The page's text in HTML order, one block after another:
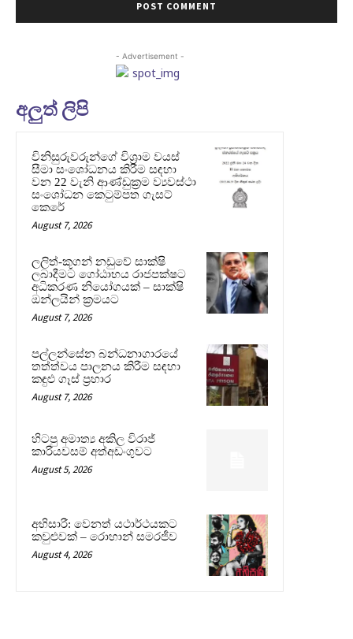
- Advertisement -
අලුත් ලිපි
විනිසුරුවරුන්ගේ විශ්‍රාම වයස්
සීමා සංශෝධනය කිරීම සඳහා
වන 22 වැනි ආණ්ඩුක්‍රම ව්‍යවස්ථා
සංශෝධන කෙටුම්පත ගැසට්
කෙරේ
August 7, 2026
ලලිත්-කූගන් නඩුවේ සාක්ෂි
ලබාදීමට ගෝඨාභය රාජපක්ෂට
අධිකරණ නියෝගයක් – සාක්ෂි
ඔන්ලයින් ක්‍රමයට
August 7, 2026
පල්ලන්සේන බන්ධනාගාරයේ
තත්ත්වය පාලනය කිරීම සඳහා
කඳුළු ගෑස් ප්‍රහාර
August 7, 2026
හිටපු අමාත්‍ය අකිල විරාජ්
කාරියවසම් අත්අඩංගුවට
August 5, 2026
අභිසාරී: වෙනත් යථාර්ථයකට
කවුළුවක් – රොහාන් සමරජීව
August 4, 2026